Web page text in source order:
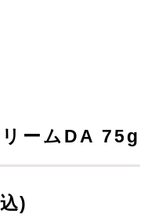
ームDA 75g
)